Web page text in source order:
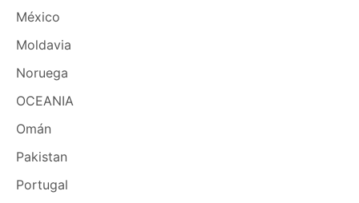
México
Moldavia
Noruega
OCEANIA
Omán
Pakistan
Portugal